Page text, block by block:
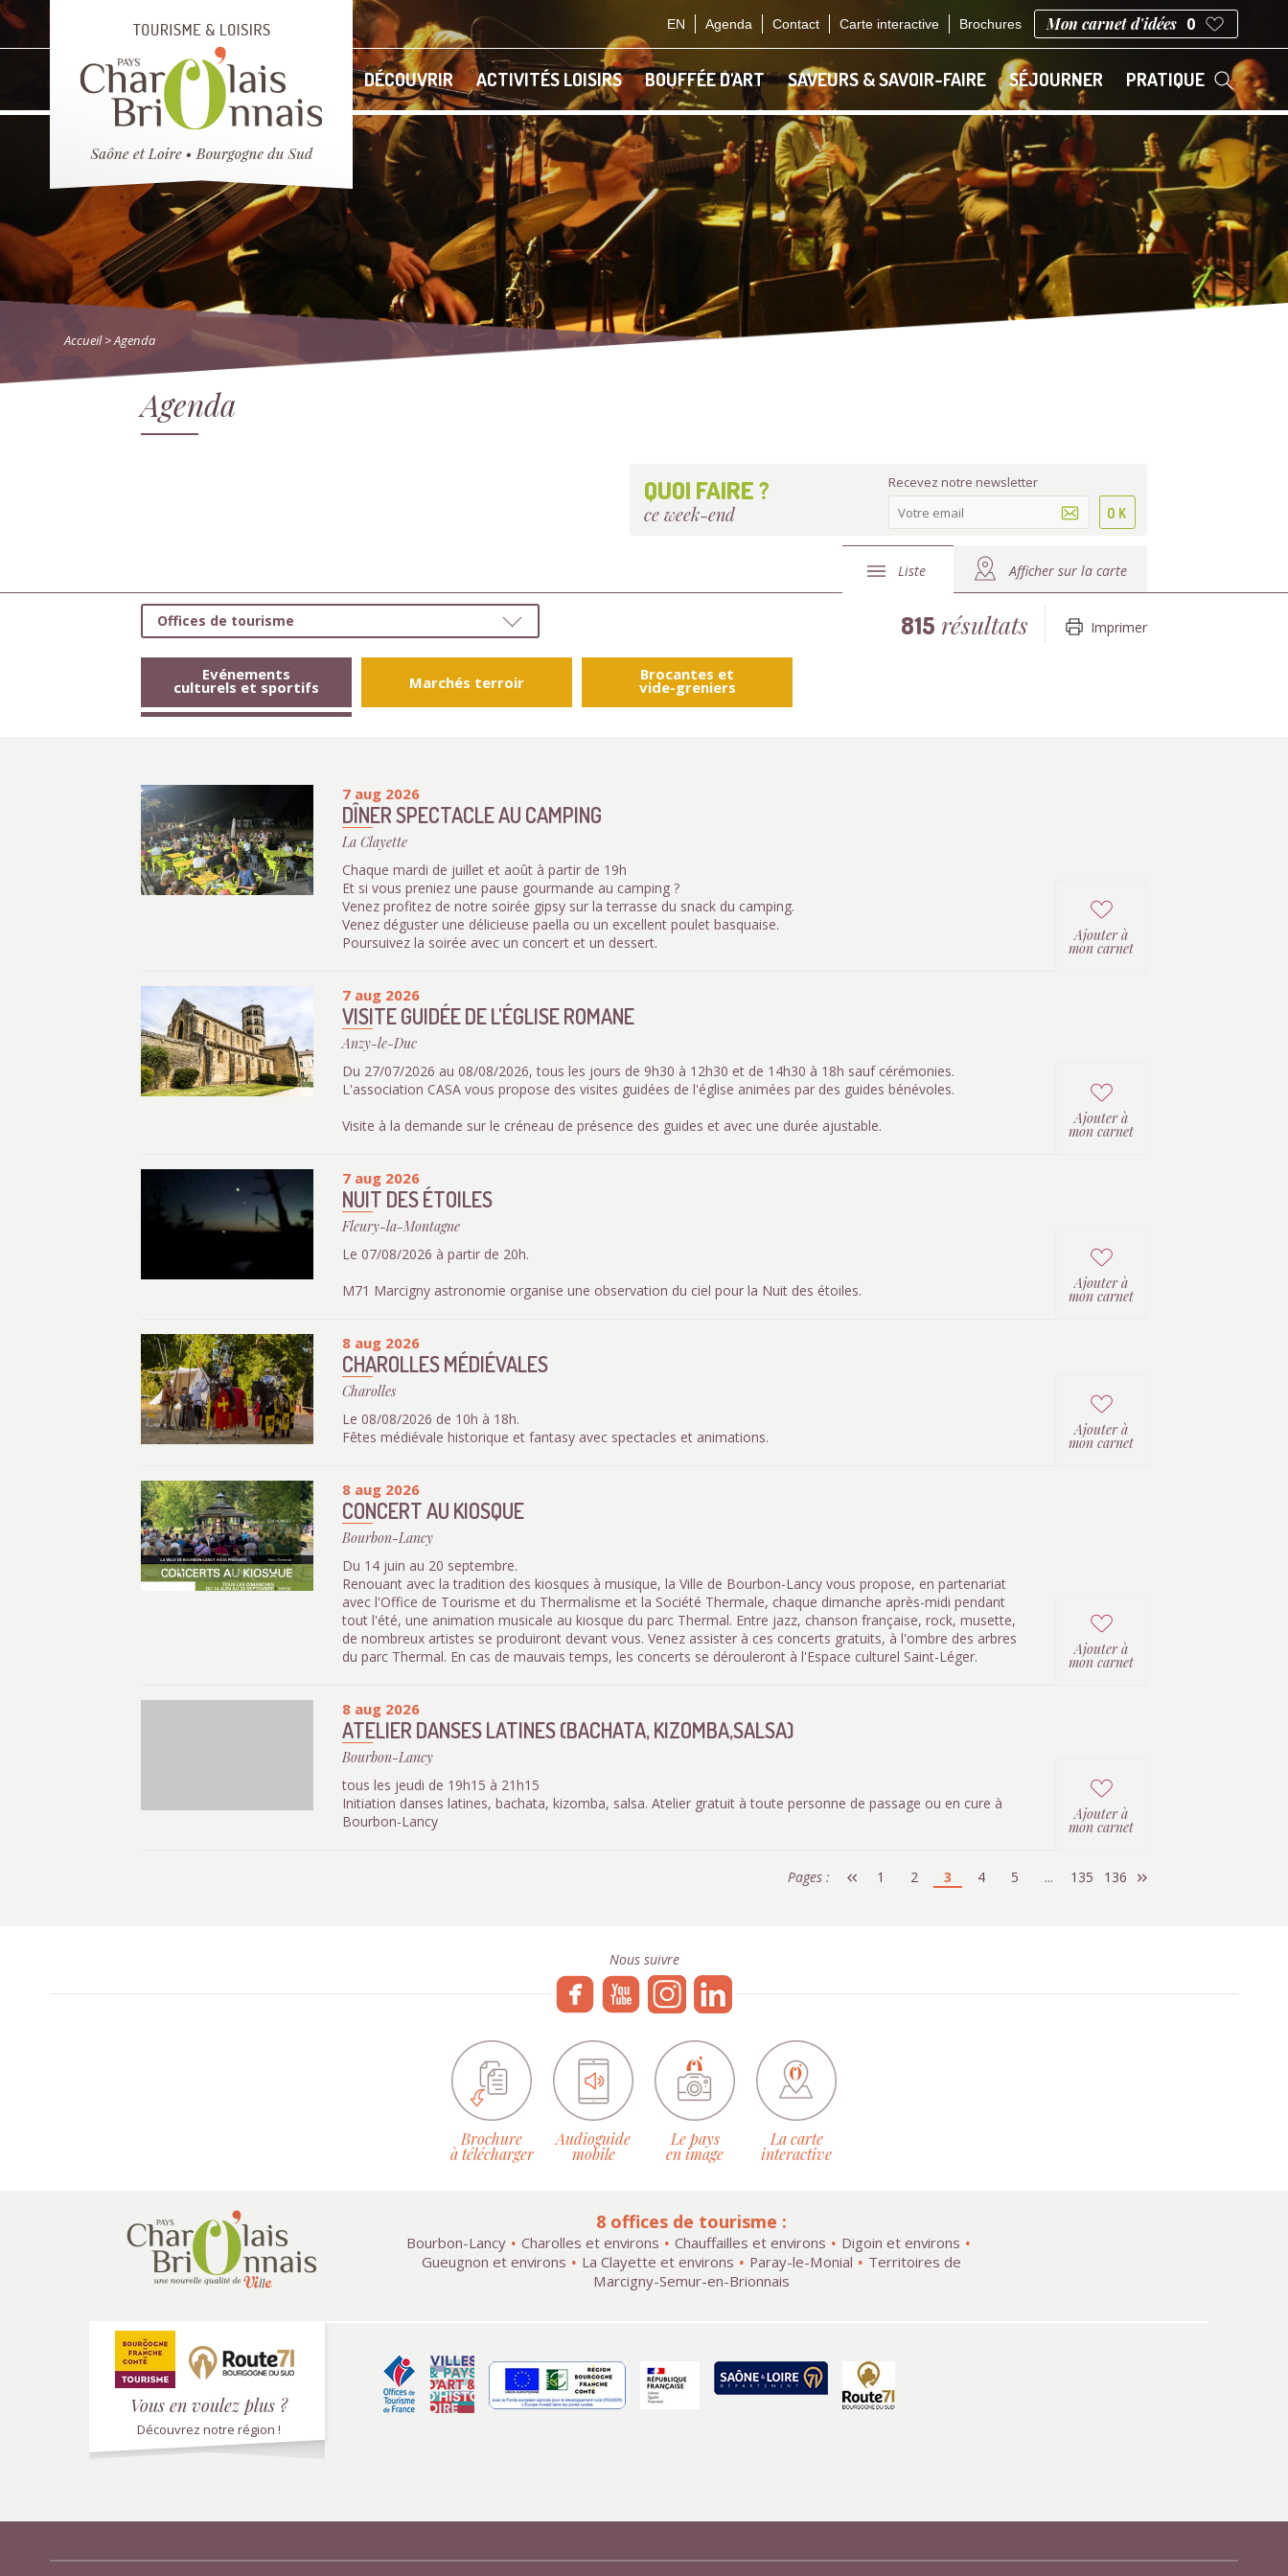
EN Agenda Contact Carte interactive Brochures Mon carnet d'idées 0
DÉCOUVRIR ACTIVITÉS LOISIRS BOUFFÉE D'ART SAVEURS & SAVOIR-FAIRE SÉJOURNER PRATIQUE
Accueil> Agenda
Agenda
QUOI FAIRE ?
ce week-end
Recevez notre newsletter
Liste Afficher sur la carte
Offices de tourisme 815 résultats Imprimer
Evénements
culturels et sportifs Marchés terroir Brocantes et
vide-greniers
7 aug 2026
DÎNER SPECTACLE AU CAMPING
La Clayette
Chaque mardi de juillet et août à partir de 19h
Et si vous preniez une pause gourmande au camping ?
Venez profitez de notre soirée gipsy sur la terrasse du snack du camping.
Venez déguster une délicieuse paella ou un excellent poulet basquaise.
Poursuivez la soirée avec un concert et un dessert.
Ajouter à
mon carnet
7 aug 2026
VISITE GUIDÉE DE L'ÉGLISE ROMANE
Anzy-le-Duc
Du 27/07/2026 au 08/08/2026, tous les jours de 9h30 à 12h30 et de 14h30 à 18h sauf cérémonies.
L'association CASA vous propose des visites guidées de l'église animées par des guides bénévoles.
Visite à la demande sur le créneau de présence des guides et avec une durée ajustable.
Ajouter à
mon carnet
7 aug 2026
NUIT DES ÉTOILES
Fleury-la-Montagne
Le 07/08/2026 à partir de 20h.
M71 Marcigny astronomie organise une observation du ciel pour la Nuit des étoiles.
Ajouter à
mon carnet
8 aug 2026
CHAROLLES MÉDIÉVALES
Charolles
Le 08/08/2026 de 10h à 18h.
Fêtes médiévale historique et fantasy avec spectacles et animations.
Ajouter à
mon carnet
8 aug 2026
CONCERT AU KIOSQUE
Bourbon-Lancy
Du 14 juin au 20 septembre.
Renouant avec la tradition des kiosques à musique, la Ville de Bourbon-Lancy vous propose, en partenariat
avec l'Office de Tourisme et du Thermalisme et la Société Thermale, chaque dimanche après-midi pendant
tout l'été, une animation musicale au kiosque du parc Thermal. Entre jazz, chanson française, rock, musette,
de nombreux artistes se produiront devant vous. Venez assister à ces concerts gratuits, à l'ombre des arbres
du parc Thermal. En cas de mauvais temps, les concerts se dérouleront à l'Espace culturel Saint-Léger.
Ajouter à
mon carnet
8 aug 2026
ATELIER DANSES LATINES (BACHATA, KIZOMBA,SALSA)
Bourbon-Lancy
tous les jeudi de 19h15 à 21h15
Initiation danses latines, bachata, kizomba, salsa. Atelier gratuit à toute personne de passage ou en cure à
Bourbon-Lancy
Ajouter à
mon carnet
Pages : 1 2 3 4 5 ... 135 136
Nous suivre
Brochure
à télécharger
Audioguide
mobile
Le pays
en image
La carte
interactive
8 offices de tourisme :
Bourbon-Lancy Charolles et environs Chauffailles et environs
Digoin et environs
Gueugnon et environs
La Clayette et environs Paray-le-Monial
Territoires de
Marcigny-Semur-en-Brionnais
Vous en voulez plus ?
Découvrez notre région !